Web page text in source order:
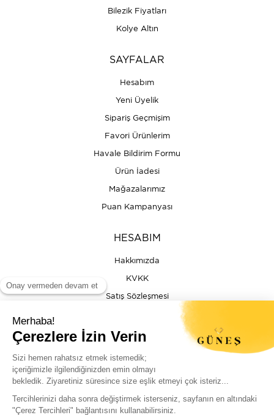
Sizin için en iyi deneyimi sunmak adına
Bilezik Fiyatları
Kolye Altın
SAYFALAR
Hesabım
Yeni Üyelik
Sipariş Geçmişim
Favori Ürünlerim
Havale Bildirim Formu
Ürün İadesi
Mağazalarımız
Puan Kampanyası
HESABIM
Hakkımızda
KVKK
Satış Sözleşmesi
İptal İade Şartları
Kargo Takibi